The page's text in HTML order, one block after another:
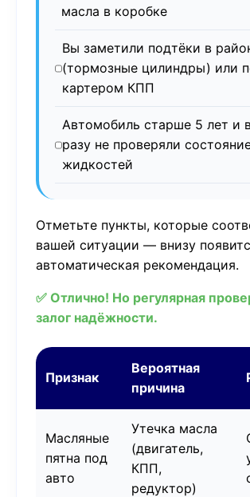
масла в коробке
Вы заметили подтёки в
(тормозные цилиндры) или
картером КПП
Автомобиль старше 5 лет и
разу не проверяли
жидкостей
Отметьте пункты, которые
вашей ситуации — внизу
автоматическая рекомендация.
✅ Отлично! Но регулярная
залог надёжности.
Признак
Вероятная
причина
Масляные
пятна под
авто
Утечка масла
(двигатель,
КПП,
редуктор)